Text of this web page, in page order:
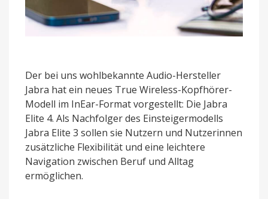
Der bei uns wohlbekannte Audio-Hersteller
Jabra hat ein neues True Wireless-Kopfhörer-
Modell im InEar-Format vorgestellt: Die Jabra
Elite 4. Als Nachfolger des Einsteigermodells
Jabra Elite 3 sollen sie Nutzern und Nutzerinnen
zusätzliche Flexibilität und eine leichtere
Navigation zwischen Beruf und Alltag
ermöglichen.